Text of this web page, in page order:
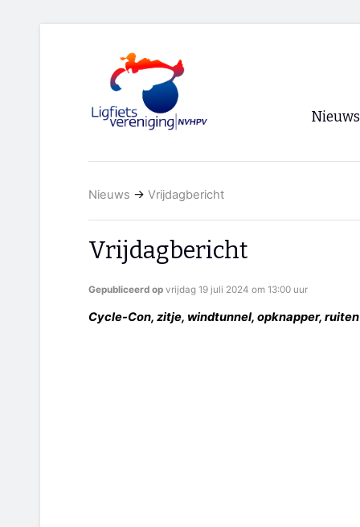
Nieuws
Nieuws → Vrijdagbericht
Vrijdagbericht
Gepubliceerd op vrijdag 19 juli 2024 om 13:00 uur
Cycle-Con, zitje, windtunnel, opknapper,